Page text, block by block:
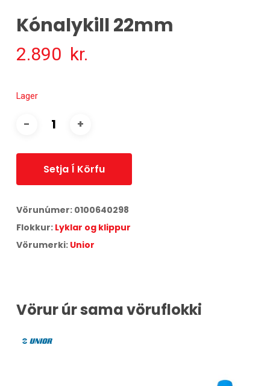
Kónalykill 22mm
2.890 kr.
Lager
Setja Í Körfu
Vörunúmer: 0100640298
Flokkur: Lyklar og klippur
Vörumerki: Unior
Vörur úr sama vöruflokki